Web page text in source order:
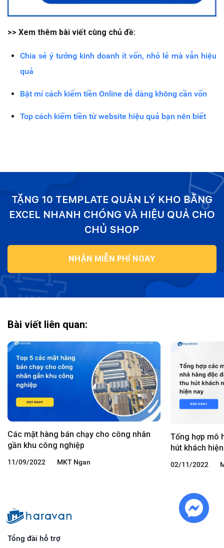
>> Xem thêm bài viết cùng chủ đề:
Chia sẻ ý tưởng kinh doanh ít vốn, nhỏ lẻ mà vẫn hiệu
quả
Bật mí cách kiếm tiền Online dễ dàng không cần vốn
Top cách kiếm tiền từ website hiệu quả bạn nên biết
TẶNG 10 TEMPLATE QUẢN LÝ KHO BẰNG
EXCEL NHANH CHÓNG VÀ HIỆU QUẢ CHO
CHỦ SHOP
NHẬN MIỄN PHÍ NGAY
Bài viết liên quan:
Các mặt hàng bán chạy cho công nhân
gần khu công nghiệp
11/09/2022 MKT Ngan
Tổng hợp mô
hút khách
02/11/2022
Tổng đài hỗ trợ